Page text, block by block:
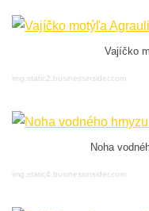
Vajíčko
img:static2.businessinsider.com
Noha
img:static4.businessinsider.com